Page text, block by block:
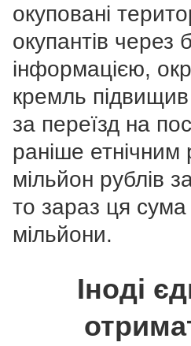
окуповані
окупантів через
інформацією,
кремль
за переїзд на
раніше етнічним
мільйон рублів
то зараз ця
мільйони.
Іноді